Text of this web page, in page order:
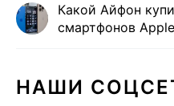
Какой Айфон
смартфонов
НАШИ